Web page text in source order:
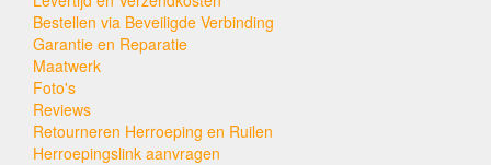
Bestellen via Beveiligde Verbinding
Garantie en Reparatie
Maatwerk
Foto's
Reviews
Retourneren Herroeping en Ruilen
Herroepingslink aanvragen